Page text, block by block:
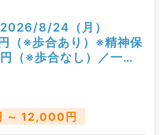
8/24（月）
（※歩合あり）※精神保
（※歩合なし）／一般
～ 12,000円